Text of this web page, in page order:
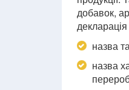
добавок,
назва
назва